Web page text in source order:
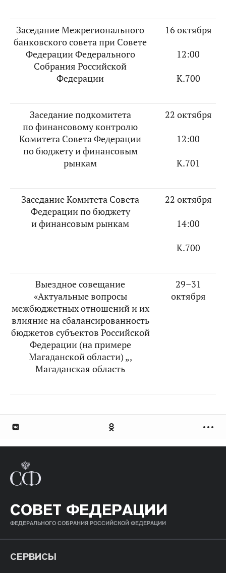
Заседание Межрегионального
банковского совета при Совете
Федерации Федерального
Собрания Российской
Федерации
16 октября
12:00
К.700
Заседание подкомитета
по финансовому контролю
Комитета Совета Федерации
по бюджету и финансовым
рынкам
22 октября
12:00
К.701
Заседание Комитета Совета
Федерации по бюджету
и финансовым рынкам
22 октября
14:00
К.700
Выездное совещание
«Актуальные вопросы
межбюджетных отношений и их
влияние на сбалансированность
бюджетов субъектов Российской
Федерации (на примере
Магаданской области) „,
Магаданская область
29–31
октября
СОВЕТ ФЕДЕРАЦИИ
ФЕДЕРАЛЬНОГО СОБРАНИЯ РОССИЙСКОЙ ФЕДЕРАЦИИ
СЕРВИСЫ